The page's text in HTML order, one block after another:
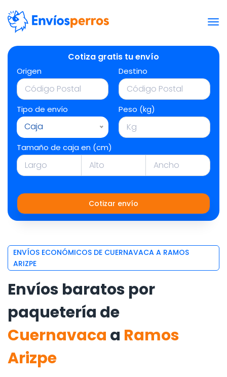
Cotiza gratis tu envío
Origen Destino
Tipo de envío
Caja
Peso (kg)
Tamaño de caja en (cm)
Cotizar envío
ENVÍOS ECONÓMICOS DE CUERNAVACA A RAMOS
ARIZPE
Envíos baratos por
paquetería de
Cuernavaca a Ramos
Arizpe